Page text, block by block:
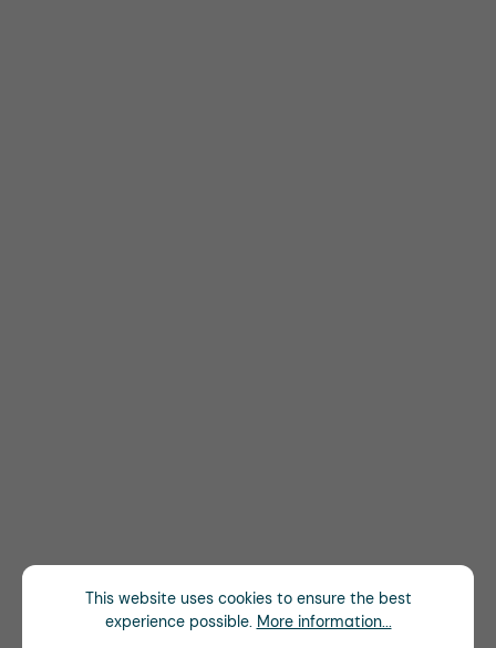
This website uses cookies to ensure the best
experience possible. More information...